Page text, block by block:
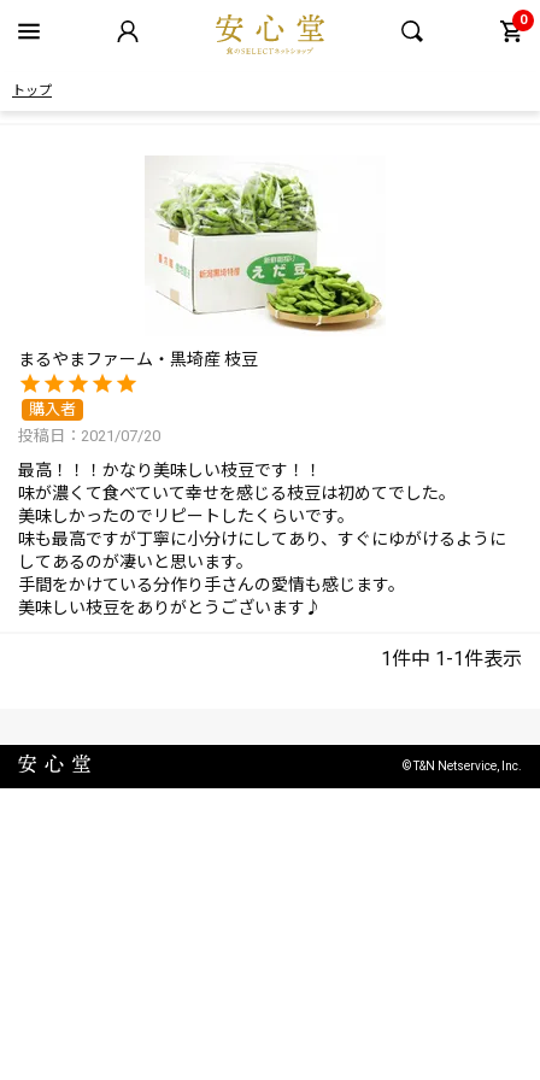
0
トップ
まるやまファーム・黒埼産 枝豆
購入者
投稿日
2021/07/20
最高！！！かなり美味しい枝豆です！！
味が濃くて食べていて幸せを感じる枝豆は初めてでした。
美味しかったのでリピートしたくらいです。
味も最高ですが丁寧に小分けにしてあり、すぐにゆがけるように
してあるのが凄いと思います。
手間をかけている分作り手さんの愛情も感じます。
美味しい枝豆をありがとうございます♪
1件中 1-1件表示
© T&N Netservice, Inc.